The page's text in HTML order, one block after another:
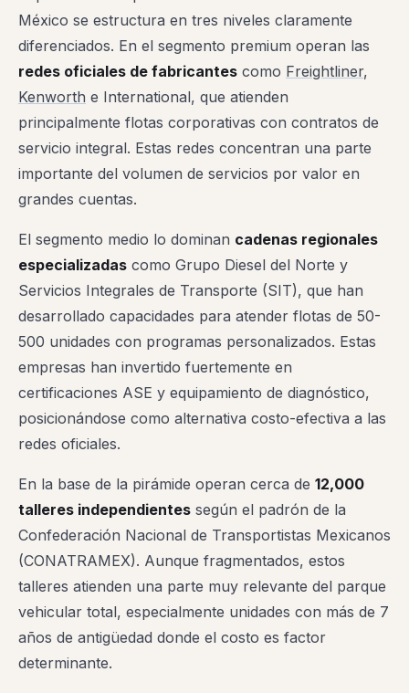
México se estructura en tres niveles claramente
diferenciados. En el segmento premium operan las
redes oficiales de fabricantes como Freightliner,
Kenworth e International, que atienden
principalmente flotas corporativas con contratos de
servicio integral. Estas redes concentran una parte
importante del volumen de servicios por valor en
grandes cuentas.
El segmento medio lo dominan cadenas regionales
especializadas como Grupo Diesel del Norte y
Servicios Integrales de Transporte (SIT), que han
desarrollado capacidades para atender flotas de 50-
500 unidades con programas personalizados. Estas
empresas han invertido fuertemente en
certificaciones ASE y equipamiento de diagnóstico,
posicionándose como alternativa costo-efectiva a las
redes oficiales.
En la base de la pirámide operan cerca de 12,000
talleres independientes según el padrón de la
Confederación Nacional de Transportistas Mexicanos
(CONATRAMEX). Aunque fragmentados, estos
talleres atienden una parte muy relevante del parque
vehicular total, especialmente unidades con más de 7
años de antigüedad donde el costo es factor
determinante.